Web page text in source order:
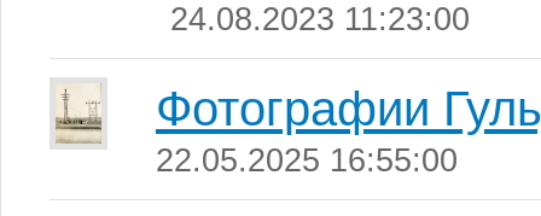
24.08.2023 11:23:00
Фотографии
22.05.2025 16:55:00